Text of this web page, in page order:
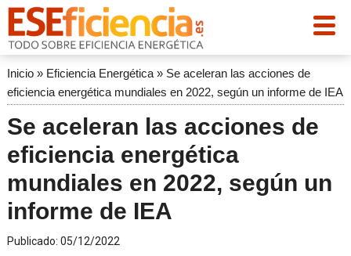
Inicio» Eficiencia Energética» Se aceleran las acciones de
eficiencia energética mundiales en 2022, según un informe de IEA
Se aceleran las acciones de
eficiencia energética
mundiales en 2022, según un
informe de IEA
Publicado: 05/12/2022